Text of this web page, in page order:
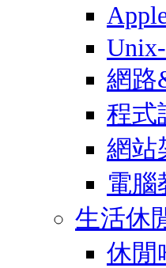
網路
程式
網站
電腦
生活休
休閒